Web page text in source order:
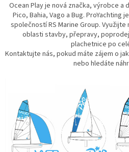
Ocean Play je nová značka, výrobce
Pico, Bahia, Vago a Bug. ProYachting
společností RS Marine Group.
oblasti stavby, přepravy,
plachetnice po
Kontaktujte nás, pokud máte zájem o
nebo hledáte